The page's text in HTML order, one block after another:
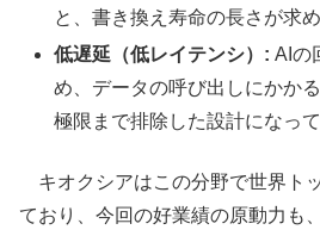
と、書き換え寿命の長さが求め
低遅延（低レイテンシ）: AIの
め、データの呼び出しにかか
極限まで排除した設計になって
キオクシアはこの分野で世界ト
ており、今回の好業績の原動力も